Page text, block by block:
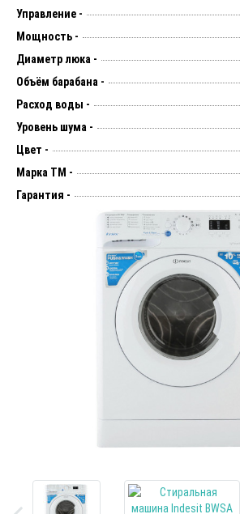
Управление -
Мощность -
Диаметр люка -
Объём барабана -
Расход воды -
Уровень шума -
Цвет -
Марка ТМ -
Гарантия -